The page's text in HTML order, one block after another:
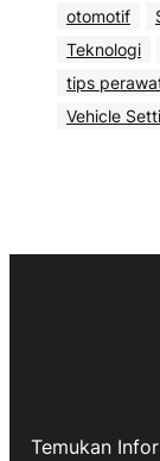
otomotif
Teknologi
tips
Vehicle
Temukan